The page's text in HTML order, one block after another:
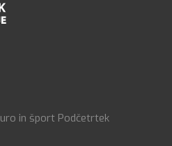
in šport Podčetrtek